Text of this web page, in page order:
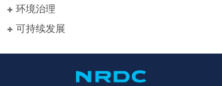
环境治理
可持续发展